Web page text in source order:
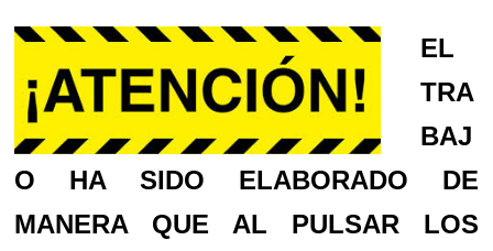
EL
TRA
BAJ
O HA SIDO ELABORADO DE
MANERA QUE AL PULSAR LOS